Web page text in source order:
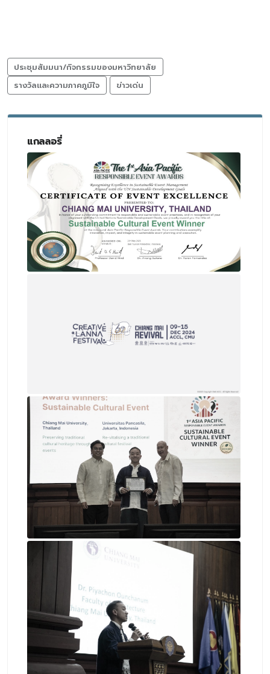
ประชุมสัมมนา/กิจกรรมของมหาวิทยาลัย
รางวัลและความภาคภูมิใจ
ข่าวเด่น
แกลลอรี่